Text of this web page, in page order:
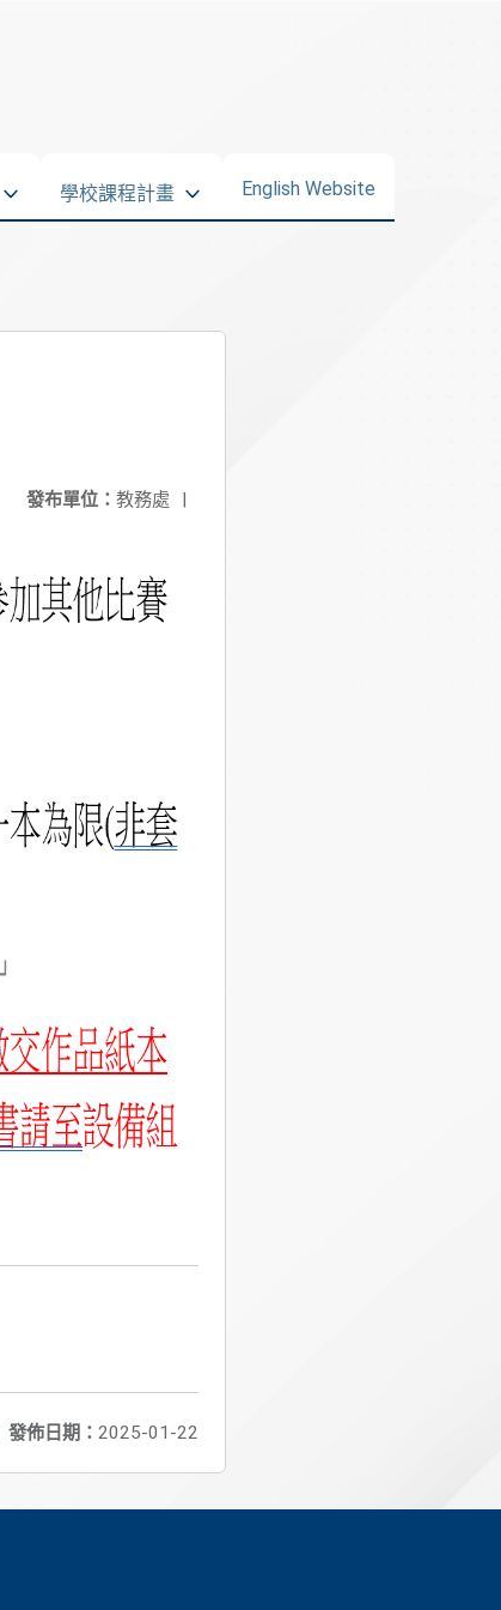
學校課程計畫 English Website
發布單位： 教務處 |
發佈日期： 2025-01-22